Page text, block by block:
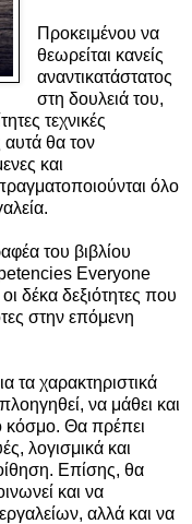
Προκειμένου να
θεωρείται κανείς
αναντικατάστατος
στη δουλειά του,
τεχνικές
αυτά θα τον
και
όλο
του βιβλίου
Everyone
δέκα δεξιότητες που
στην επόμενη
τα χαρακτηριστικά
να μάθει και
κόσμο. Θα πρέπει
λογισμικά και
Επίσης, θα
και να
αλλά και να